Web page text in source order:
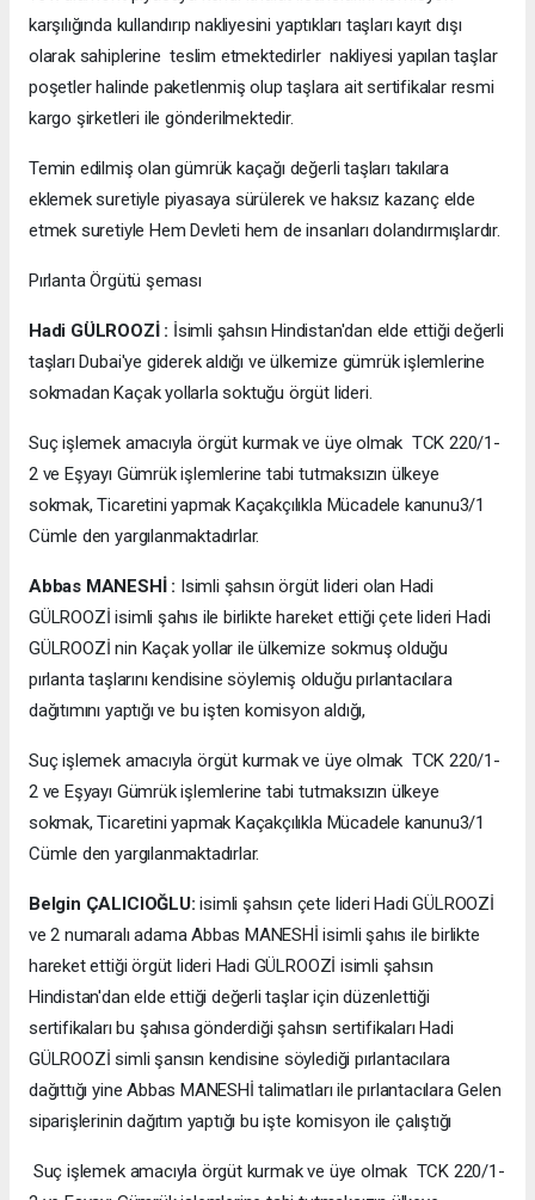
karşılığında kullandırıp nakliyesini yaptıkları taşları kayıt dışı
olarak sahiplerine teslim etmektedirler nakliyesi yapılan taşlar
poşetler halinde paketlenmiş olup taşlara ait sertifikalar resmi
kargo şirketleri ile gönderilmektedir.
Temin edilmiş olan gümrük kaçağı değerli taşları takılara
eklemek suretiyle piyasaya sürülerek ve haksız kazanç elde
etmek suretiyle Hem Devleti hem de insanları dolandırmışlardır.
Pırlanta Örgütü şeması
Hadi GÜLROOZİ : İsimli şahsın Hindistan'dan elde ettiği değerli
taşları Dubai'ye giderek aldığı ve ülkemize gümrük işlemlerine
sokmadan Kaçak yollarla soktuğu örgüt lideri.
Suç işlemek amacıyla örgüt kurmak ve üye olmak TCK 220/1-
2 ve Eşyayı Gümrük işlemlerine tabi tutmaksızın ülkeye
sokmak, Ticaretini yapmak Kaçakçılıkla Mücadele kanunu3/1
Cümle den yargılanmaktadırlar.
Abbas MANESHİ : Isimli şahsın örgüt lideri olan Hadi
GÜLROOZİ isimli şahıs ile birlikte hareket ettiği çete lideri Hadi
GÜLROOZİ nin Kaçak yollar ile ülkemize sokmuş olduğu
pırlanta taşlarını kendisine söylemiş olduğu pırlantacılara
dağıtımını yaptığı ve bu işten komisyon aldığı,
Suç işlemek amacıyla örgüt kurmak ve üye olmak TCK 220/1-
2 ve Eşyayı Gümrük işlemlerine tabi tutmaksızın ülkeye
sokmak, Ticaretini yapmak Kaçakçılıkla Mücadele kanunu3/1
Cümle den yargılanmaktadırlar.
Belgin ÇALICIOĞLU: isimli şahsın çete lideri Hadi GÜLROOZİ
ve 2 numaralı adama Abbas MANESHİ isimli şahıs ile birlikte
hareket ettiği örgüt lideri Hadi GÜLROOZİ isimli şahsın
Hindistan'dan elde ettiği değerli taşlar için düzenlettiği
sertifikaları bu şahısa gönderdiği şahsın sertifikaları Hadi
GÜLROOZİ simli şansın kendisine söylediği pırlantacılara
dağıttığı yine Abbas MANESHİ talimatları ile pırlantacılara Gelen
siparişlerinin dağıtım yaptığı bu işte komisyon ile çalıştığı
Suç işlemek amacıyla örgüt kurmak ve üye olmak TCK 220/1-